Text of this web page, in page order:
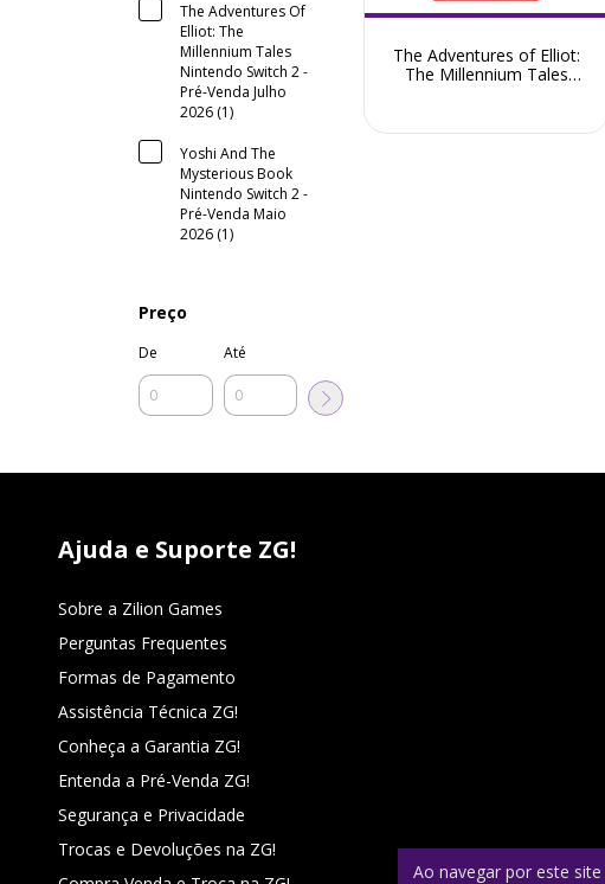
Ao navegar por este site
The Adventures Of
Elliot: The
Millennium Tales
Nintendo Switch 2 -
Pré-Venda Julho
2026 (1)
Yoshi And The
Mysterious Book
Nintendo Switch 2 -
Pré-Venda Maio
2026 (1)
Preço
De Até
The Adventures of Elliot:
The Millennium Tales
Ajuda e Suporte ZG!
Sobre a Zilion Games
Perguntas Frequentes
Formas de Pagamento
Assistência Técnica ZG!
Conheça a Garantia ZG!
Entenda a Pré-Venda ZG!
Segurança e Privacidade
Trocas e Devoluções na ZG!